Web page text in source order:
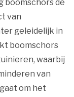
boomschors de
van
geleidelijk in
boomschors
waarbij
van
om het